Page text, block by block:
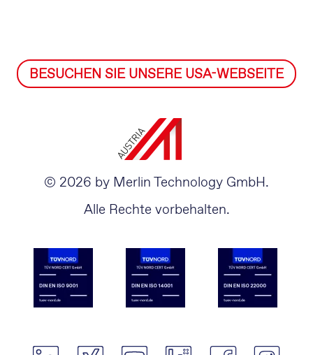
BESUCHEN SIE UNSERE USA-WEBSEITE
© 2026 by Merlin Technology GmbH.
Alle Rechte vorbehalten.